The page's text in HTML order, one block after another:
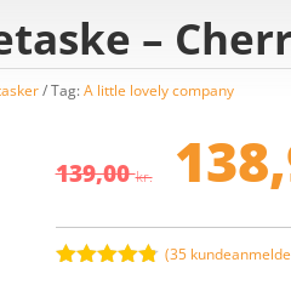
–
Tag:A little lovely company
139,00kr.
(35